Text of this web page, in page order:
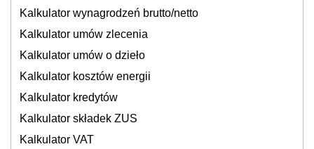
Kalkulator wynagrodzeń brutto/netto
Kalkulator umów zlecenia
Kalkulator umów o dzieło
Kalkulator kosztów energii
Kalkulator kredytów
Kalkulator składek ZUS
Kalkulator VAT